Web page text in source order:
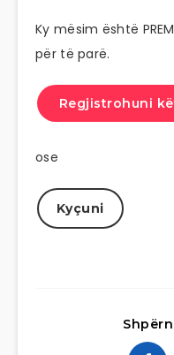
Ky mësim është
për të parë.
Regjistrohuni
ose
Kyçuni